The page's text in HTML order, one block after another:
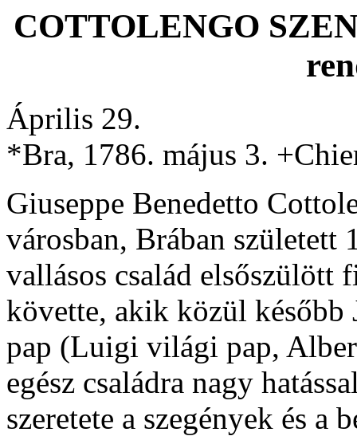
COTTOLENGO
Április 29.
*Bra, 1786. május 3.
Giuseppe Benedetto
városban, Brában született
vallásos család elsőszülött
követte, akik közül
pap (Luigi világi pap,
egész családra nagy
szeretete a szegények és a